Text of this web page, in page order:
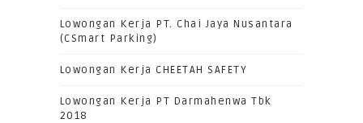
Lowongan Kerja PT. Chai Jaya Nusantara
(CSmart Parking)
Lowongan Kerja CHEETAH SAFETY
Lowongan Kerja PT Darmahenwa Tbk
2018